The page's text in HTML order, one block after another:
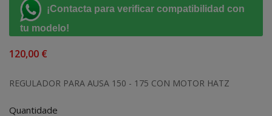
¡Contacta para verificar compatibilidad con
tu modelo!
120,00 €
REGULADOR PARA AUSA 150 - 175 CON MOTOR HATZ
Quantidade